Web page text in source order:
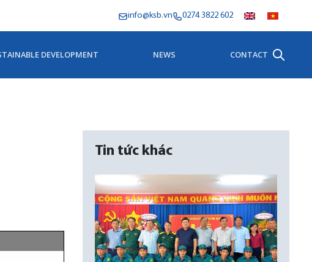
info@ksb.vn 0274 3822 602
DEVELOPMENT NEWS CONTACT
Tin tức khác